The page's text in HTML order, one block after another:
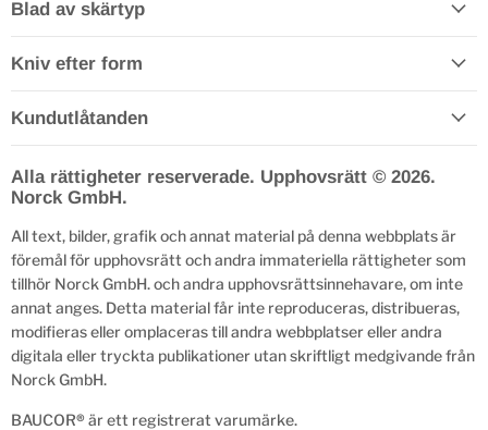
Blad av skärtyp
Kniv efter form
Kundutlåtanden
Alla rättigheter reserverade. Upphovsrätt © 2026.
Norck GmbH.
All text, bilder, grafik och annat material på denna webbplats är
föremål för upphovsrätt och andra immateriella rättigheter som
tillhör Norck GmbH. och andra upphovsrättsinnehavare, om inte
annat anges. Detta material får inte reproduceras, distribueras,
modifieras eller omplaceras till andra webbplatser eller andra
digitala eller tryckta publikationer utan skriftligt medgivande från
Norck GmbH.
BAUCOR® är ett registrerat varumärke.